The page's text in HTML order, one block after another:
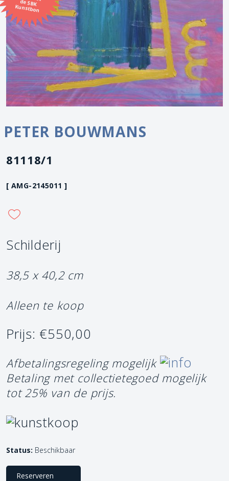
Kunstbon
PETER BOUWMANS
81118/1
[ AMG-2145011 ]
Schilderij
38,5 x 40,2 cm
Alleen te koop
Prijs: €550,00
Afbetalingsregeling mogelijk
Betaling met collectietegoed mogelijk
tot 25% van de prijs.
Status: Beschikbaar
Reserveren